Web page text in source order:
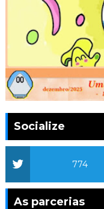
Socialize
774
As parcerias